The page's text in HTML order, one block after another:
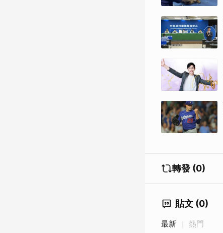
轉發 (0)
貼文 (0)
最新 熱門